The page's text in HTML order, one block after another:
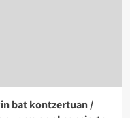
bat kontzertuan /